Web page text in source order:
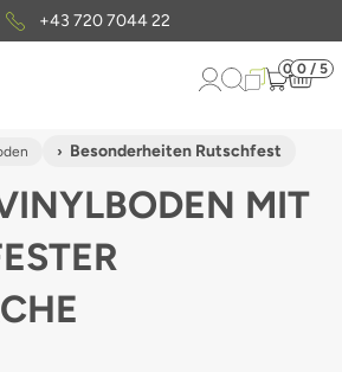
KostenloserMusterversand
0 0 / 5
Besonderheiten Rutschfest
MIT